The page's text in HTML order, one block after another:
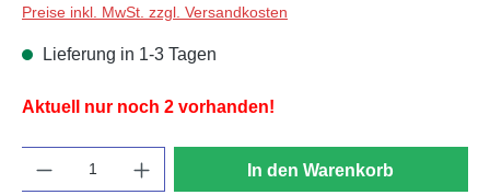
Preise inkl. MwSt. zzgl. Versandkosten
Lieferung in 1-3 Tagen
Aktuell nur noch 2 vorhanden!
In den Warenkorb